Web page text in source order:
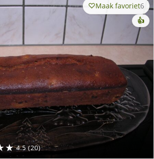
4.5 (20)
Maak favoriet6
👍